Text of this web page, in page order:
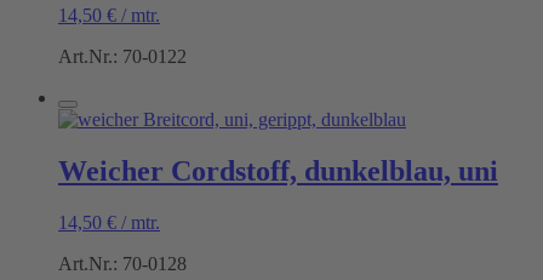
14,50 € / mtr.
Art.Nr.: 70-0122
Weicher Cordstoff, dunkelblau, uni
14,50 € / mtr.
Art.Nr.: 70-0128